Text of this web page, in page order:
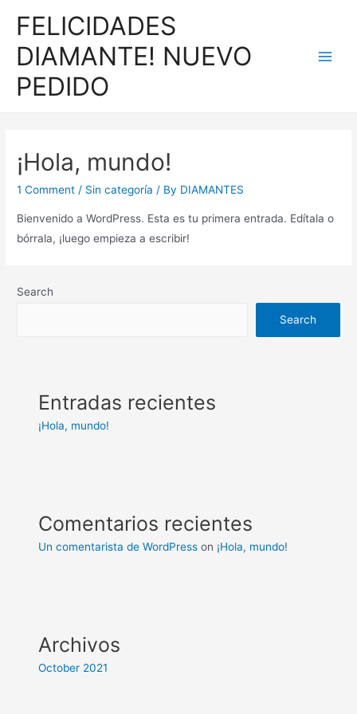
FELICIDADES
DIAMANTE! NUEVO
PEDIDO
¡Hola, mundo!
1 Comment / Sin categoría / By DIAMANTES
Bienvenido a WordPress. Esta es tu primera entrada. Edítala o
bórrala, ¡luego empieza a escribir!
Search
Search
Entradas recientes
¡Hola, mundo!
Comentarios recientes
Un comentarista de WordPress on ¡Hola, mundo!
Archivos
October 2021